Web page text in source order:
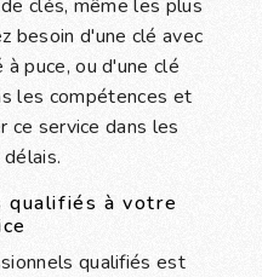
clés, même les plus
besoin d'une clé avec
puce, ou d'une clé
les compétences et
ce service dans les
qualifiés à votre
qualifiés est